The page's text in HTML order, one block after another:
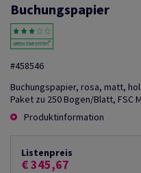
Buchungspapier
#458546
Buchungspapier, rosa, matt,
Paket zu 250 Bogen/Blatt, FSC
Produktinformation
Listenpreis
€ 345,67